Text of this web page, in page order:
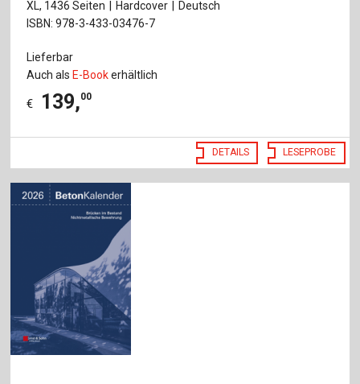
XL, 1436 Seiten Hardcover
Deutsch
ISBN: 978-3-433-03476-7
Lieferbar
Auch alsE-Bookerhältlich
€ 139,00
DETAILS LESEPROBE